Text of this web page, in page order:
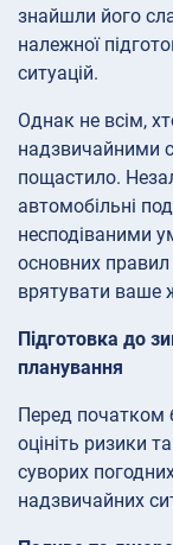
знайшли його
належної
ситуацій.
Однак не всім,
надзвичайними
пощастило.
автомобільні
несподіваними
основних
врятувати ваше
Підготовка до
планування
Перед початком
оцініть ризики
суворих
надзвичайних